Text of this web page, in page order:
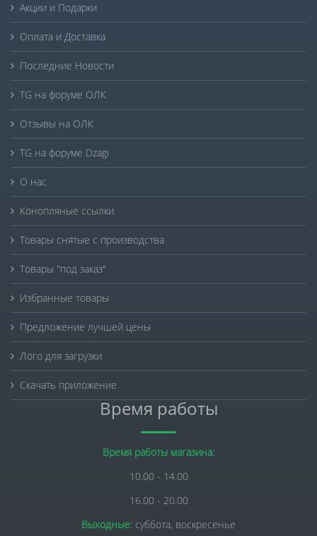
Акции и Подарки
Оплата и Доставка
Последние Новости
TG на форуме ОЛК
Отзывы на ОЛК
TG на форуме Dzagi
О нас
Конопляные ссылки
Товары снятые с производства
Товары "под заказ"
Избранные товары
Предложение лучшей цены
Лого для загрузки
Скачать приложение
Время работы
Время работы магазина:
10.00 - 14.00
16.00 - 20.00
Выходные: суббота, воскресенье